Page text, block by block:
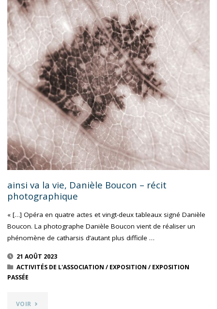
EN
BALADE"
ainsi va la vie, Danièle Boucon – récit
photographique
« […] Opéra en quatre actes et vingt-deux tableaux signé Danièle
Boucon. La photographe Danièle Boucon vient de réaliser un
phénomène de catharsis d’autant plus difficile …
21 AOÛT 2023
ACTIVITÉS DE L'ASSOCIATION / EXPOSITION / EXPOSITION
PASSÉE
VOIR "AINSI